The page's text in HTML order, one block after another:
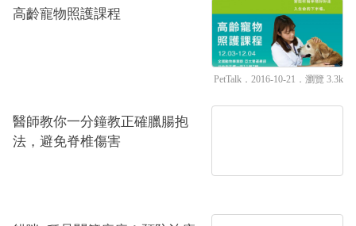
高齡寵物照護課程
PetTalk ．2016-10-21． 瀏覽 3.3k
醫師教你一分鐘教正確臘腸抱
法，避免脊椎傷害